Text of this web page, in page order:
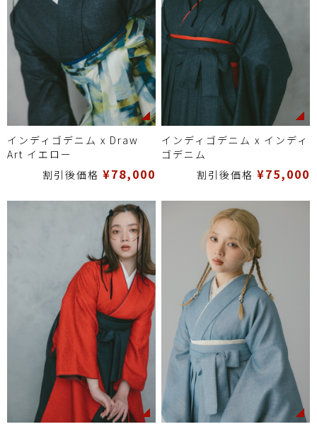
インディゴデニム x Draw
Art イエロー
割引後価格 ¥78,000
インディゴデニム x インディ
ゴデニム
割引後価格 ¥75,000